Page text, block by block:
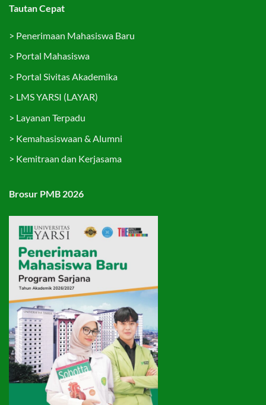
Tautan Cepat
> Penerimaan Mahasiswa Baru
> Portal Mahasiswa
> Portal Sivitas Akademika
> LMS YARSI (LAYAR)
> Layanan Terpadu
> Kemahasiswaan & Alumni
> Kemitraan dan Kerjasama
Brosur PMB 2026